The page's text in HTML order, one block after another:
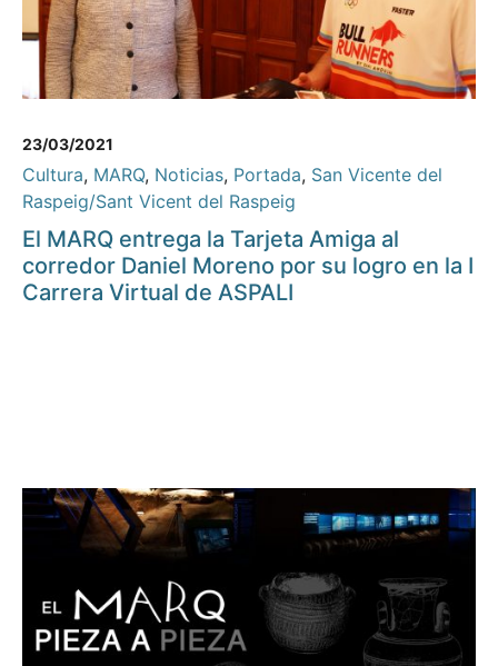
23/03/2021
Cultura, MARQ, Noticias, Portada, San Vicente del
Raspeig/Sant Vicent del Raspeig
El MARQ entrega la Tarjeta Amiga al
corredor Daniel Moreno por su logro en la I
Carrera Virtual de ASPALI